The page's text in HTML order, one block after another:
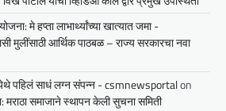
मे हप्ता लाभार्थ्यांच्या खात्यात जमा -
मुलींसाठी आर्थिक पाठबळ – राज्य सरकारचा नवा
येथे पहिलं साधं लग्न संपन्न - csmnewsportalon
समाजाने स्थापन केली सुचना समिती